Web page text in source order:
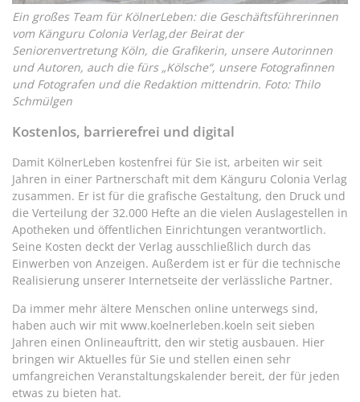
Ein großes Team für KölnerLeben: die Geschäftsführerinnen
vom Känguru Colonia Verlag,der Beirat der
Seniorenvertretung Köln, die Grafikerin, unsere Autorinnen
und Autoren, auch die fürs „Kölsche“, unsere Fotografinnen
und Fotografen und die Redaktion mittendrin. Foto: Thilo
Schmülgen
Kostenlos, barrierefrei und digital
Damit KölnerLeben kostenfrei für Sie ist, arbeiten wir seit
Jahren in einer Partnerschaft mit dem Känguru Colonia Verlag
zusammen. Er ist für die grafische Gestaltung, den Druck und
die Verteilung der 32.000 Hefte an die vielen Auslagestellen in
Apotheken und öffentlichen Einrichtungen verantwortlich.
Seine Kosten deckt der Verlag ausschließlich durch das
Einwerben von Anzeigen. Außerdem ist er für die technische
Realisierung unserer Internetseite der verlässliche Partner.
Da immer mehr ältere Menschen online unterwegs sind,
haben auch wir mit www.koelnerleben.koeln seit sieben
Jahren einen Onlineauftritt, den wir stetig ausbauen. Hier
bringen wir Aktuelles für Sie und stellen einen sehr
umfangreichen Veranstaltungskalender bereit, der für jeden
etwas zu bieten hat.